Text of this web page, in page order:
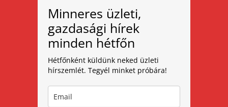
Minneres üzleti,
gazdasági hírek
minden hétfőn
Hétfőnként küldünk neked üzleti
hírszemlét. Tegyél minket próbára!